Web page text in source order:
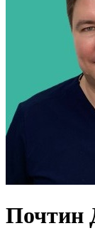
Почтин